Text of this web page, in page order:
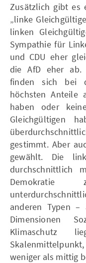
Zusätzlich gibt es
„linke
linken
Sympathie für
und CDU eher
die AfD eher ab.
finden sich bei
höchsten Anteile
haben oder
Gleichgültigen
gestimmt. Aber
gewählt. Die
durchschnittlich
anderen Typen
Dimensionen
weniger als mittig